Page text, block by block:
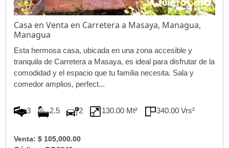
Casa en Venta en Carretera a Masaya, Managua,
Managua
Esta hermosa casa, ubicada en una zona accesible y
tranquila de Carretera a Masaya, es ideal para disfrutar de la
comodidad y el espacio que tu familia necesita. Sala y
comedor amplios, perfect...
3 2.5 2 130.00 Mt² 340.00 Vrs²
Venta: $ 105,000.00